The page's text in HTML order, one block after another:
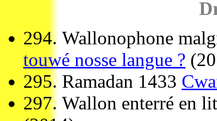
294. Wallonophone
touwé nosse langue ?
295. Ramadan 1433
297. Wallon enterré en